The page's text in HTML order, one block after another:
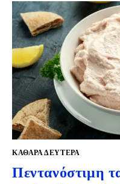
ΚΑΘΑΡΆ ΔΕΥΤΈΡΑ
Πεντανόστιμη